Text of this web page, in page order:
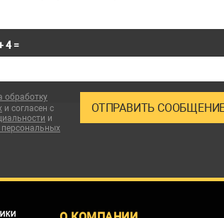
4 =
обработку
и согласен с
и